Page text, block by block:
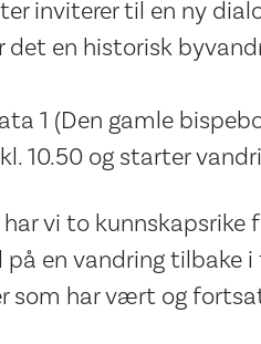
inviterer til en ny
det en historisk
1 (Den gamle
10.50 og starter
vi to kunnskapsrike
på en vandring
som har vært og